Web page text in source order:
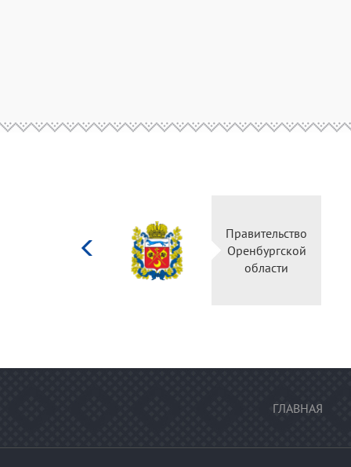
культуры
Российской
Правительство
Оренбургской
области
ГЛАВНАЯ